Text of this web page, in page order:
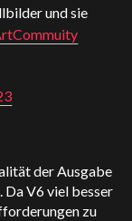
und sie
der Ausgabe
V6 viel besser
zu